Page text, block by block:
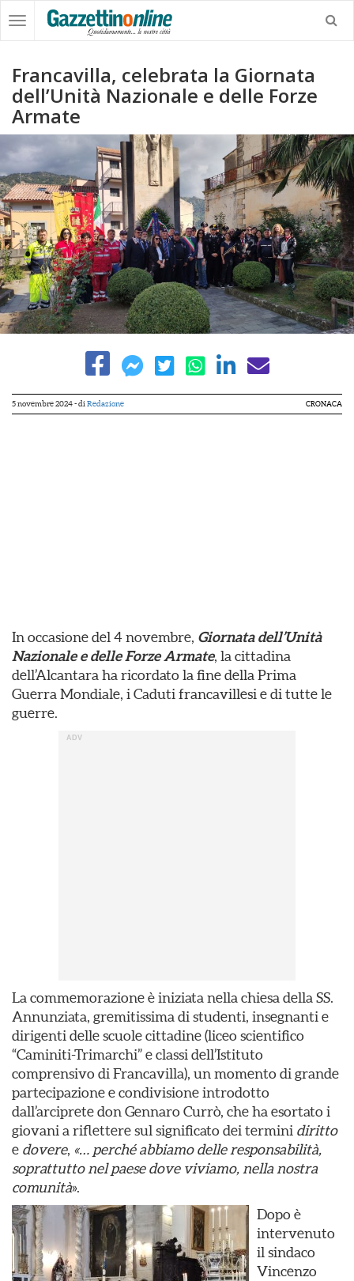
Francavilla, celebrata la Giornata
dell’Unità Nazionale e delle Forze
Armate
5 novembre 2024- di Redazione CRONACA
In occasione del 4 novembre, Giornata dell’Unità
Nazionale e delle Forze Armate, la cittadina
dell’Alcantara ha ricordato la fine della Prima
Guerra Mondiale, i Caduti francavillesi e di tutte le
guerre.
La commemorazione è iniziata nella chiesa della SS.
Annunziata, gremitissima di studenti, insegnanti e
dirigenti delle scuole cittadine (liceo scientifico
“Caminiti-Trimarchi” e classi dell’Istituto
comprensivo di Francavilla), un momento di grande
partecipazione e condivisione introdotto
dall’arciprete don Gennaro Currò, che ha esortato i
giovani a riflettere sul significato dei termini diritto
e dovere, «… perché abbiamo delle responsabilità,
soprattutto nel paese dove viviamo, nella nostra
comunità».
Dopo è
intervenuto
il sindaco
Vincenzo